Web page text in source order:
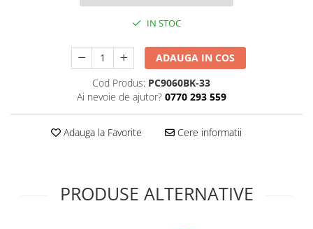
IN STOC
ADAUGA IN COS
Cod Produs: PC9060BK-33
Ai nevoie de ajutor? 0770 293 559
Adauga la Favorite Cere informatii
PRODUSE ALTERNATIVE